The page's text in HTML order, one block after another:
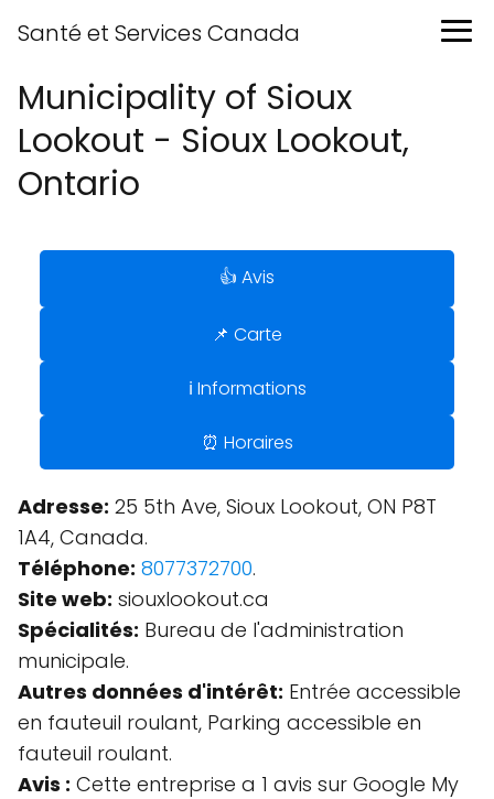
Santé et Services Canada
Municipality of Sioux
Lookout - Sioux Lookout,
Ontario
👍 Avis
📌 Carte
ℹ️ Informations
⏰ Horaires
Adresse: 25 5th Ave, Sioux Lookout, ON P8T
1A4, Canada.
Téléphone: 8077372700.
Site web: siouxlookout.ca
Spécialités: Bureau de l'administration
municipale.
Autres données d'intérêt: Entrée accessible
en fauteuil roulant, Parking accessible en
fauteuil roulant.
Avis : Cette entreprise a 1 avis sur Google My